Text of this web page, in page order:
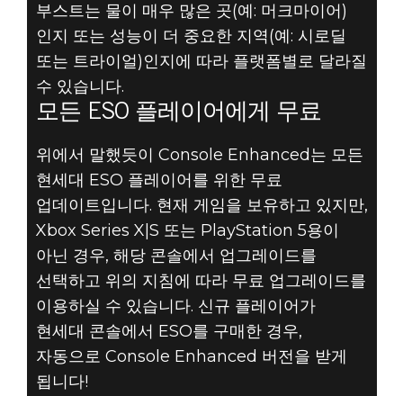
부스트는 물이 매우 많은 곳(예: 머크마이어)
인지 또는 성능이 더 중요한 지역(예: 시로딜
또는 트라이얼)인지에 따라 플랫폼별로 달라질
수 있습니다.
모든 ESO 플레이어에게 무료
위에서 말했듯이 Console Enhanced는 모든
현세대 ESO 플레이어를 위한 무료
업데이트입니다. 현재 게임을 보유하고 있지만,
Xbox Series X|S 또는 PlayStation 5용이
아닌 경우, 해당 콘솔에서 업그레이드를
선택하고 위의 지침에 따라 무료 업그레이드를
이용하실 수 있습니다. 신규 플레이어가
현세대 콘솔에서 ESO를 구매한 경우,
자동으로 Console Enhanced 버전을 받게
됩니다!